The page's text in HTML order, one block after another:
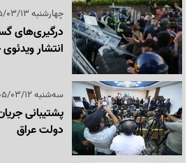
چهارشنبه 1405/03/13 ساعت 18:03
درگیری‌های
انتشار
سه‌شنبه 1405/03/12 ساعت 20:58
پشتیبانی
دولت عراق